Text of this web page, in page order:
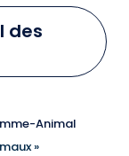
des
Animal
»